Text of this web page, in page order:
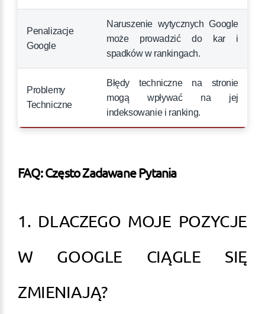
Penalizacje
Google
Naruszenie wytycznych Google
może prowadzić do kar i
spadków w rankingach.
Problemy
Techniczne
Błędy techniczne na stronie
mogą wpływać na jej
indeksowanie i ranking.
FAQ: Często Zadawane Pytania
1. DLACZEGO MOJE POZYCJE
W GOOGLE CIĄGLE SIĘ
ZMIENIAJĄ?